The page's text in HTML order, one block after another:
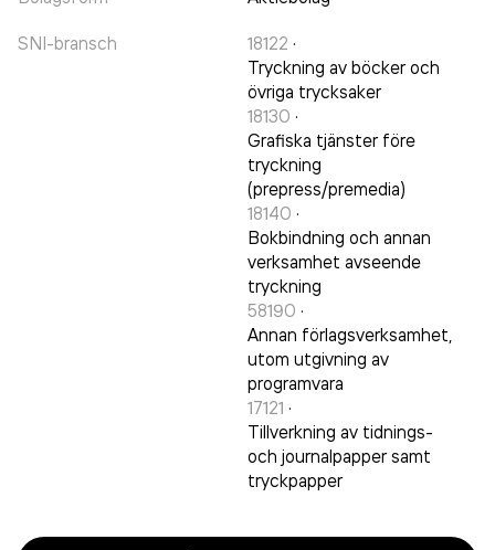
SNI-bransch 18122 ·
Tryckning av böcker och
övriga trycksaker
18130 ·
Grafiska tjänster före
tryckning
(prepress/premedia)
18140 ·
Bokbindning och annan
verksamhet avseende
tryckning
58190 ·
Annan förlagsverksamhet,
utom utgivning av
programvara
17121 ·
Tillverkning av tidnings-
och journalpapper samt
tryckpapper